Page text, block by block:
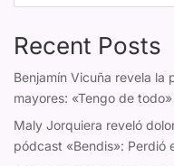
Recent Posts
Benjamín Vicuña revela la
mayores: «Tengo de todo»
Maly Jorquiera reveló
pódcast «Bendis»: Perdió